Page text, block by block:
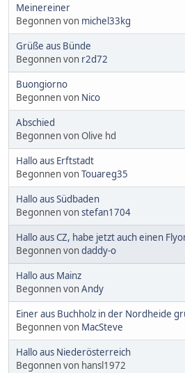
Meinereiner
Begonnen von michel33kg
Grüße aus Bünde
Begonnen von r2d72
Buongiorno
Begonnen von Nico
Abschied
Begonnen von Olive hd
Hallo aus Erftstadt
Begonnen vonTouareg35
Hallo aus Südbaden
Begonnen vonstefan1704
Hallo aus CZ, habe jetzt auch einen
Begonnen vondaddy-o
Hallo aus Mainz
Begonnen vonAndy
Einer aus Buchholz in der Nordheide
Begonnen von MacSteve
Hallo aus Niederösterreich
Begonnen von hansl1972